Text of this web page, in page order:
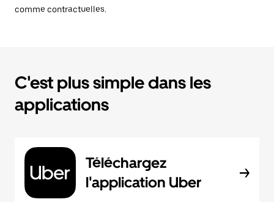
comme contractuelles.
C'est plus simple dans les
applications
Téléchargez
l'application Uber